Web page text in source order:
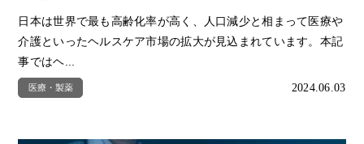
日本は世界で最も高齢化率が高く、人口減少と相まって医療や
介護といったヘルスケア市場の拡大が見込まれています。本記
事ではヘ...
医療・製薬 2024.06.03